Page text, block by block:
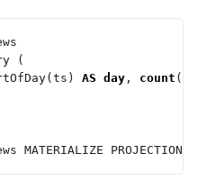
(
AS day , count (),
MATERIALIZE PROJECTION